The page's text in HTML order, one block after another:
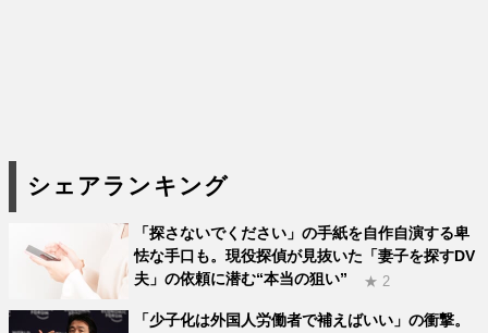
シェアランキング
「探さないでください」の手紙を自作自演する卑
怯な手口も。現役探偵が見抜いた「妻子を探すDV
夫」の依頼に潜む“本当の狙い”
★ 2
「少子化は外国人労働者で補えばいい」の衝撃。